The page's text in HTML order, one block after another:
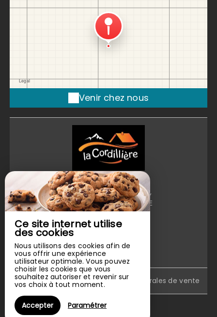
Ce site internet utilise
des cookies
Nous utilisons des cookies afin de
vous offrir une expérience
utilisateur optimale. Vous pouvez
choisir les cookies que vous
souhaitez autoriser et revenir sur
vos choix à tout moment.
Accepter Paramétrer
Venir chez nous
La Cordillière
10 Impasse Du Mahourat,
32230 LAVERAET - FRANCE
+33 6 14 48 00 51
Contacter par email
Mentions légales | Conditions générales de vente